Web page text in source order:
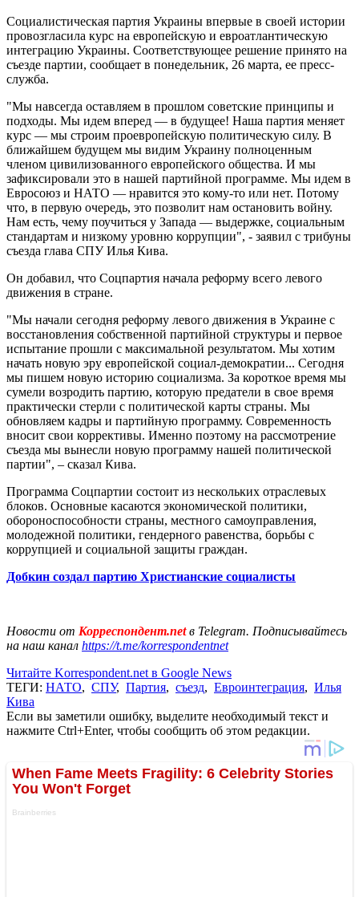
Социалистическая партия Украины впервые в своей истории
провозгласила курс на европейскую и евроатлантическую
интеграцию Украины. Соответствующее решение принято на
съезде партии, сообщает в понедельник, 26 марта, ее пресс-
служба.
"Мы навсегда оставляем в прошлом советские принципы и
подходы. Мы идем вперед — в будущее! Наша партия меняет
курс — мы строим проевропейскую политическую силу. В
ближайшем будущем мы видим Украину полноценным
членом цивилизованного европейского общества. И мы
зафиксировали это в нашей партийной программе. Мы идем в
Евросоюз и НАТО — нравится это кому-то или нет. Потому
что, в первую очередь, это позволит нам остановить войну.
Нам есть, чему поучиться у Запада — выдержке, социальным
стандартам и низкому уровню коррупции", - заявил с трибуны
съезда глава СПУ Илья Кива.
Он добавил, что Соцпартия начала реформу всего левого
движения в стране.
"Мы начали сегодня реформу левого движения в Украине с
восстановления собственной партийной структуры и первое
испытание прошли с максимальной результатом. Мы хотим
начать новую эру европейской социал-демократии... Сегодня
мы пишем новую историю социализма. За короткое время мы
сумели возродить партию, которую предатели в свое время
практически стерли с политической карты страны. Мы
обновляем кадры и партийную программу. Современность
вносит свои коррективы. Именно поэтому на рассмотрение
съезда мы вынесли новую программу нашей политической
партии", – сказал Кива.
Программа Соцпартии состоит из нескольких отраслевых
блоков. Основные касаются экономической политики,
обороноспособности страны, местного самоуправления,
молодежной политики, гендерного равенства, борьбы с
коррупцией и социальной защиты граждан.
Добкин создал партию Христианские социалисты
Новости от Корреспондент.netв Telegram. Подписывайтесь
на наш канал https://t.me/korrespondentnet
Читайте Korrespondent.net в Google News
ТЕГИ: НАТО, СПУ, Партия, съезд, Евроинтеграция, Илья
Кива
Если вы заметили ошибку, выделите необходимый текст и
нажмите Ctrl+Enter, чтобы сообщить об этом редакции.